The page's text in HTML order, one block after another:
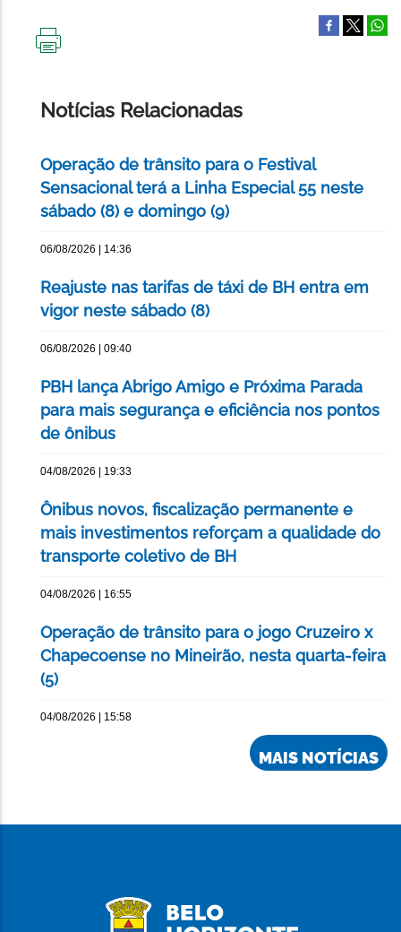
Notícias Relacionadas
Operação de trânsito para o Festival
Sensacional terá a Linha Especial 55 neste
sábado (8) e domingo (9)
06/08/2026 | 14:36
Reajuste nas tarifas de táxi de BH entra em
vigor neste sábado (8)
06/08/2026 | 09:40
PBH lança Abrigo Amigo e Próxima Parada
para mais segurança e eficiência nos pontos
de ônibus
04/08/2026 | 19:33
Ônibus novos, fiscalização permanente e
mais investimentos reforçam a qualidade do
transporte coletivo de BH
04/08/2026 | 16:55
Operação de trânsito para o jogo Cruzeiro x
Chapecoense no Mineirão, nesta quarta-feira
(5)
04/08/2026 | 15:58
MAIS NOTÍCIAS